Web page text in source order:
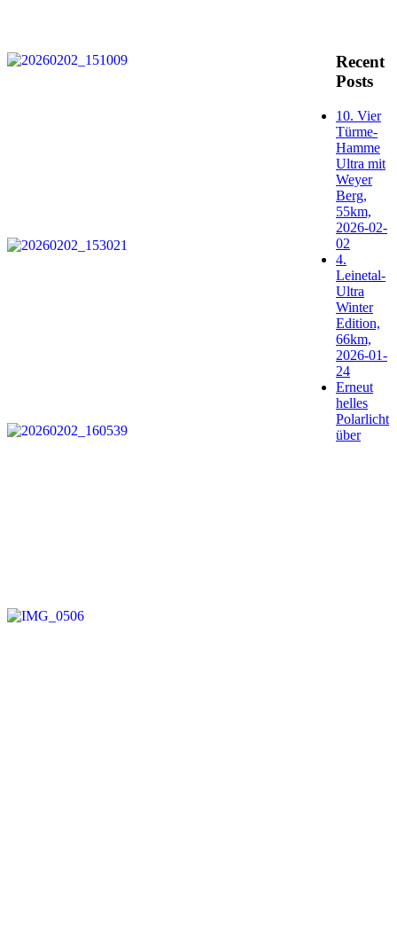
Recent
Posts
10. Vier
Türme-
Hamme
Ultra mit
Weyer
Berg,
55km,
2026-02-
02
4.
Leinetal-
Ultra
Winter
Edition,
66km,
2026-01-
24
Erneut
helles
Polarlicht
über